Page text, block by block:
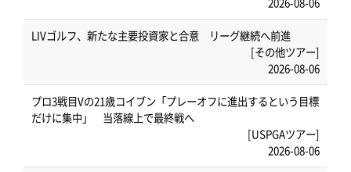
LIVゴルフ、新たな主要投資家と合意 リーグ継続へ前進
[その他ツアー]
2026-08-06
プロ3戦目Vの21歳コイブン「プレーオフに進出するという目標
だけに集中」 当落線上で最終戦へ
[USPGAツアー]
2026-08-06